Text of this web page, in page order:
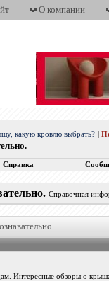
О компании
какую кровлю выбрать?
Справка
Справочная
Интересные обзоры о